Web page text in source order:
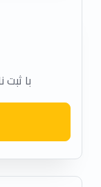
با